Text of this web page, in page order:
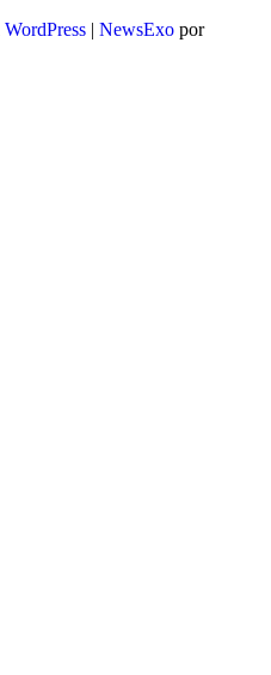
WordPress | NewsExo por